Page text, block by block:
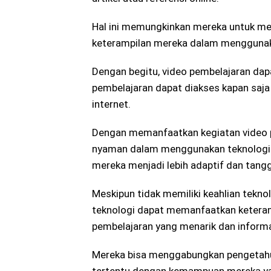
Hal ini memungkinkan mereka untuk
keterampilan mereka dalam
Dengan begitu, video pembelajaran
pembelajaran dapat diakses kapan
internet.
Dengan memanfaatkan kegiatan
nyaman dalam menggunakan
mereka menjadi lebih adaptif dan
Meskipun tidak memiliki keahlian
teknologi dapat memanfaatkan
pembelajaran yang menarik dan
Mereka bisa menggabungkan